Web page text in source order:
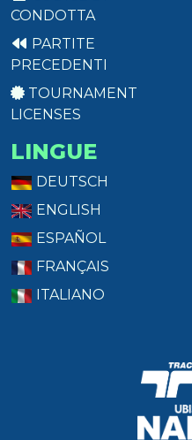
CONDOTTA
PARTITE
PRECEDENTI
TOURNAMENT
LICENSES
LINGUE
DEUTSCH
ENGLISH
ESPAÑOL
FRANÇAIS
ITALIANO